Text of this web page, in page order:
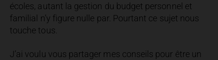
écoles, autant la gestion du budget personnel et
familial n’y figure nulle par. Pourtant ce sujet nous
touche tous.
J’ai voulu vous partager mes conseils pour être un